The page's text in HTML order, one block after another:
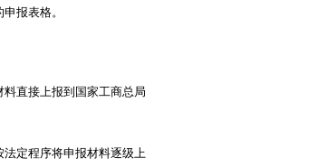
报表格。
直接上报到国家工商总局
定程序将申报材料逐级上